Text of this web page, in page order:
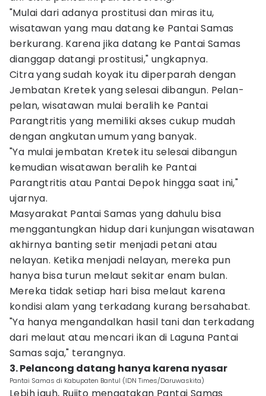
"Mulai dari adanya prostitusi dan miras itu,
wisatawan yang mau datang ke Pantai Samas
berkurang. Karena jika datang ke Pantai Samas
dianggap datangi prostitusi," ungkapnya.
Citra yang sudah koyak itu diperparah dengan
Jembatan Kretek yang selesai dibangun. Pelan-
pelan, wisatawan mulai beralih ke Pantai
Parangtritis yang memiliki akses cukup mudah
dengan angkutan umum yang banyak.
"Ya mulai jembatan Kretek itu selesai dibangun
kemudian wisatawan beralih ke Pantai
Parangtritis atau Pantai Depok hingga saat ini,"
ujarnya.
Masyarakat Pantai Samas yang dahulu bisa
menggantungkan hidup dari kunjungan wisatawan
akhirnya banting setir menjadi petani atau
nelayan. Ketika menjadi nelayan, mereka pun
hanya bisa turun melaut sekitar enam bulan.
Mereka tidak setiap hari bisa melaut karena
kondisi alam yang terkadang kurang bersahabat.
"Ya hanya mengandalkan hasil tani dan terkadang
dari melaut atau mencari ikan di Laguna Pantai
Samas saja," terangnya.
3. Pelancong datang hanya karena nyasar
Pantai Samas di Kabupaten Bantul (IDN Times/Daruwaskita)